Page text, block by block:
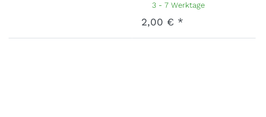
3 - 7 Werktage
2,00 € *